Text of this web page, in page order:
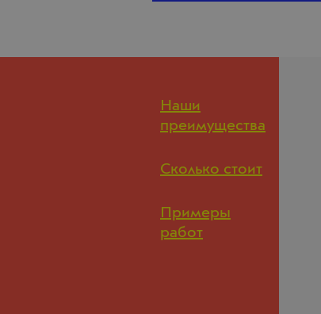
Наши
преимущества
Сколько стоит
Примеры
работ